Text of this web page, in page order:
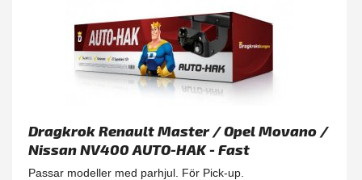
Dragkrok Renault Master / Opel Movano /
Nissan NV400 AUTO-HAK - Fast
Passar modeller med parhjul. För Pick-up.